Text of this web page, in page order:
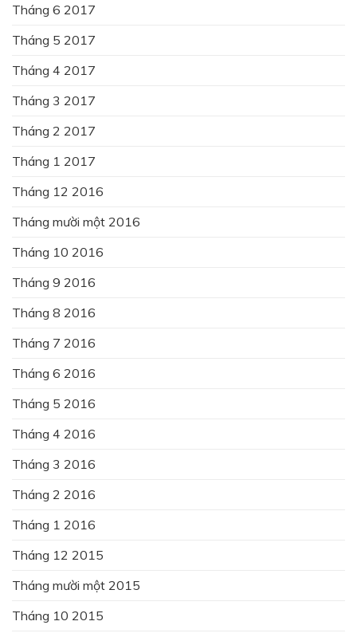
Tháng 6 2017
Tháng 5 2017
Tháng 4 2017
Tháng 3 2017
Tháng 2 2017
Tháng 1 2017
Tháng 12 2016
Tháng mười một 2016
Tháng 10 2016
Tháng 9 2016
Tháng 8 2016
Tháng 7 2016
Tháng 6 2016
Tháng 5 2016
Tháng 4 2016
Tháng 3 2016
Tháng 2 2016
Tháng 1 2016
Tháng 12 2015
Tháng mười một 2015
Tháng 10 2015